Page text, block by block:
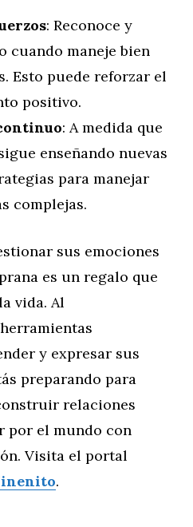
: Reconoce y
cuando maneje bien
Esto puede reforzar el
positivo.
: A medida que
enseñando nuevas
para manejar
complejas.
sus emociones
es un regalo que
vida. Al
y expresar sus
preparando para
relaciones
por el mundo con
Visita el portal
.